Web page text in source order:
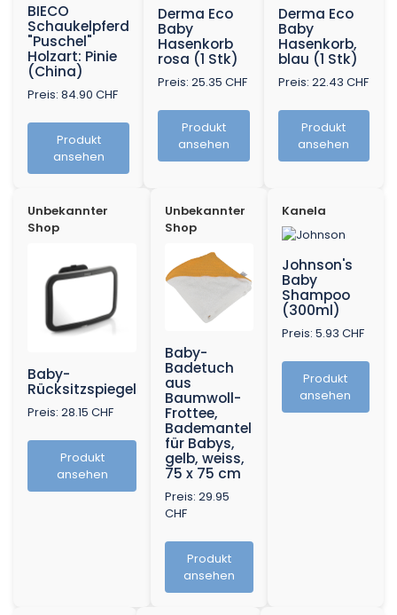
BIECO
Schaukelpferd
"Puschel"
Holzart: Pinie
(China)
Preis: 84.90 CHF
Produkt
ansehen
Derma Eco
Baby
Hasenkorb
rosa (1 Stk)
Preis: 25.35 CHF
Produkt
ansehen
Derma Eco
Baby
Hasenkorb,
blau (1 Stk)
Preis: 22.43 CHF
Produkt
ansehen
Unbekannter
Shop
Baby-
Rücksitzspiegel
Preis: 28.15 CHF
Produkt
ansehen
Unbekannter
Shop
Baby-
Badetuch
aus
Baumwoll-
Frottee,
Bademantel
für Babys,
gelb, weiss,
75 x 75 cm
Preis: 29.95
CHF
Produkt
ansehen
Kanela
Johnson's
Baby
Shampoo
(300ml)
Preis: 5.93 CHF
Produkt
ansehen